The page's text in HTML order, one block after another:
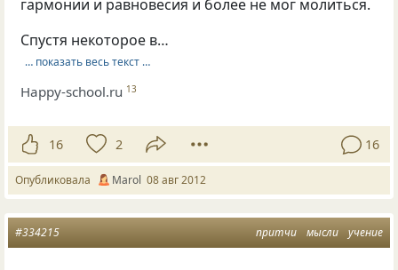
гармонии и равновесия и более не мог молиться.
Спустя некоторое в…
… показать весь текст …
Happy-school.ru 13
16 2 16
Опубликовала Marol 08 авг 2012
притчи мысли учение
#334215